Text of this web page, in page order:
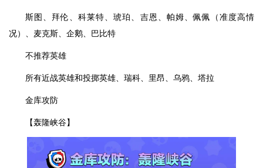
斯图、拜伦、科莱特、琥珀、吉恩、帕姆、佩佩（准度高情
况）、麦克斯、企鹅、巴比特
不推荐英雄
所有近战英雄和投掷英雄、瑞科、里昂、乌鸦、塔拉
金库攻防
【轰隆峡谷】